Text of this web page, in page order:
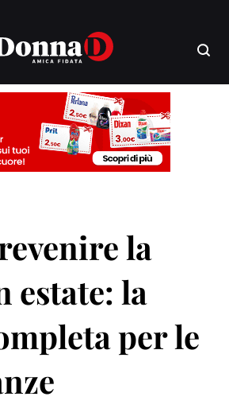
la
estate: la
per le